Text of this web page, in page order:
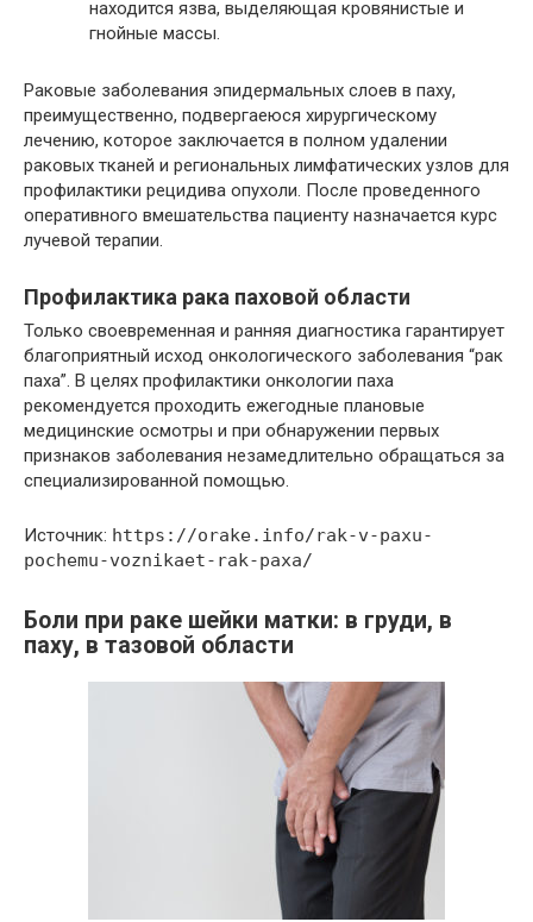
находится язва, выделяющая кровянистые и
гнойные массы.
Раковые заболевания эпидермальных слоев в паху,
преимущественно, подвергаеюся хирургическому
лечению, которое заключается в полном удалении
раковых тканей и региональных лимфатических узлов для
профилактики рецидива опухоли. После проведенного
оперативного вмешательства пациенту назначается курс
лучевой терапии.
Профилактика рака паховой области
Только своевременная и ранняя диагностика гарантирует
благоприятный исход онкологического заболевания “рак
паха”. В целях профилактики онкологии паха
рекомендуется проходить ежегодные плановые
медицинские осмотры и при обнаружении первых
признаков заболевания незамедлительно обращаться за
специализированной помощью.
Источник: https://orake.info/rak-v-paxu-
pochemu-voznikaet-rak-paxa/
Боли при раке шейки матки: в груди, в
паху, в тазовой области